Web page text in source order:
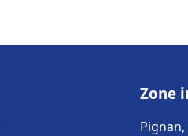
Zone